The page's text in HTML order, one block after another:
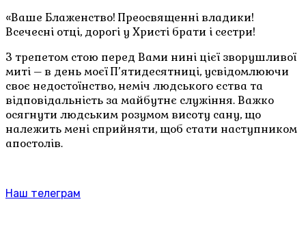
«Ваше Блаженство! Преосвященні владики!
Всечесні отці, дорогі у Христі брати і сестри!
З трепетом стою перед Вами нині цієї зворушливої
миті – в день моєї П’ятидесятниці, усвідомлюючи
своє недостоїнство, неміч людського єства та
відповідальність за майбутнє служіння. Важко
осягнути людським розумом висоту сану, що
належить мені сприйняти, щоб стати наступником
апостолів.
Наш телеграм